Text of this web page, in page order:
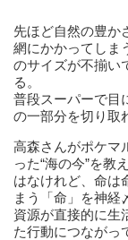
先ほど自然の豊か
網にかかってしま
のサイズが不揃い
る。
普段スーパーで目
の一部分を切り取
高森さんがポケマ
った“海の今”を教
はなけれど、命は
まう「命」を神経
資源が直接的に生
た行動につながっ